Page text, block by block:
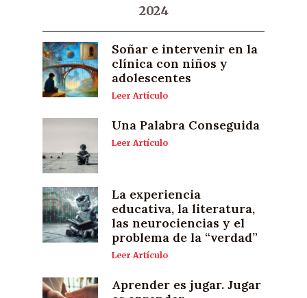
2024
Soñar e intervenir en la
clínica con niños y
adolescentes
Leer Artículo
Una Palabra Conseguida
Leer Artículo
La experiencia
educativa, la literatura,
las neurociencias y el
problema de la “verdad”
Leer Artículo
Aprender es jugar. Jugar